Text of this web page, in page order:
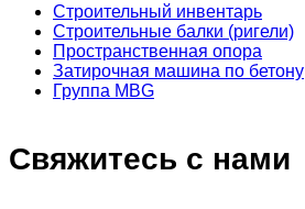
Строительный инвентарь
Строительные балки (ригели)
Пространственная опора
Затирочная машина по бетону
Группа MBG
Свяжитесь с нами